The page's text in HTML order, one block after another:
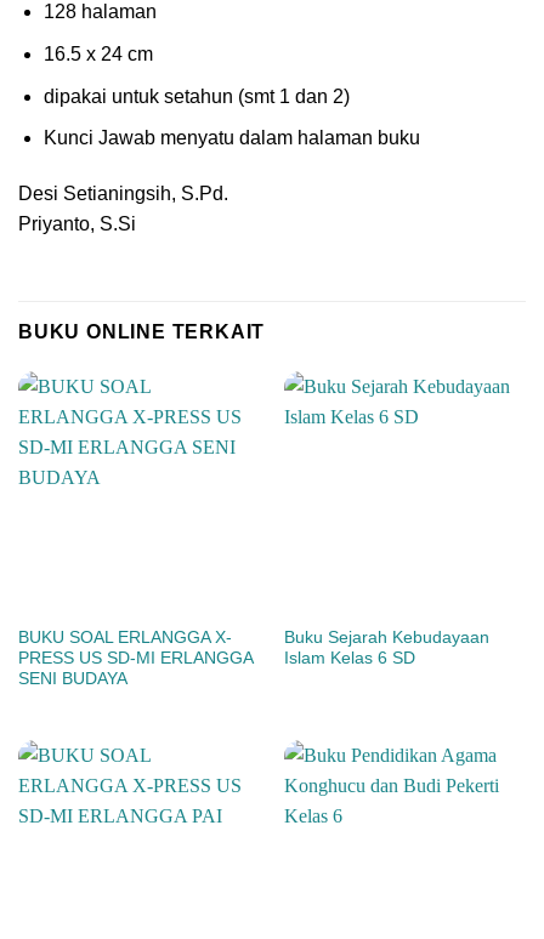
128 halaman
16.5 x 24 cm
dipakai untuk setahun (smt 1 dan 2)
Kunci Jawab menyatu dalam halaman buku
Desi Setianingsih, S.Pd.
Priyanto, S.Si
BUKU ONLINE TERKAIT
BUKU SOAL ERLANGGA X-
PRESS US SD-MI ERLANGGA
SENI BUDAYA
Buku Sejarah Kebudayaan
Islam Kelas 6 SD